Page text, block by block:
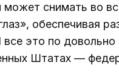
может снимать во
обеспечивая
это по довольно
Штатах —